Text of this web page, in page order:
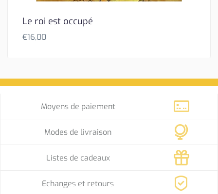
Le roi est occupé
€16,00
Moyens de paiement
Modes de livraison
Listes de cadeaux
Echanges et retours